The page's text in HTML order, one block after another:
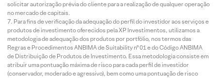
solicitar autorização prévia do cliente para a realização de qualquer operação
no mercado de capitais.
Para fins de verificação da adequação do perfil do investidor aos serviços e
produtos de investimento oferecidos pela XP Investimentos, utilizamos a
metodologia de adequação dos produtos por portfólio, nos termos das
Regras e Procedimentos ANBIMA de Suitability nº 01 e do Código ANBIMA
de Distribuição de Produtos de Investimento. Essa metodologia consiste em
atribuir uma pontuação máxima de risco para cada perfil de investidor
(conservador, moderado e agressivo), bem como uma pontuação de risco